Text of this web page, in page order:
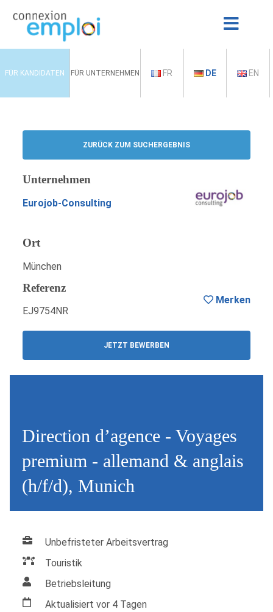
FÜR KANDIDATEN FÜR UNTERNEHMEN FR DE EN
ZURÜCK ZUM SUCHERGEBNIS
Unternehmen
Eurojob-Consulting
Ort
München
Referenz
EJ9754NR
JETZT BEWERBEN
Merken
Direction d’agence - Voyages
premium - allemand & anglais
(h/f/d), Munich
Unbefristeter Arbeitsvertrag
Touristik
Betriebsleitung
Aktualisiert vor 4 Tagen